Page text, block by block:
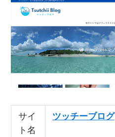
サイ
ト名
ツッチーブログ